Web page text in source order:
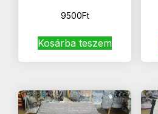
9500Ft
Kosárba teszem